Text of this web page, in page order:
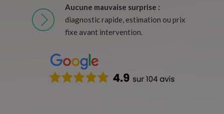
Aucune mauvaise surprise :
diagnostic rapide, estimation ou prix
fixe avant intervention.